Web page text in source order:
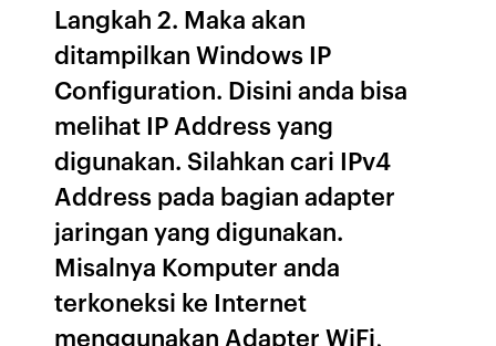
Langkah 2. Maka akan
ditampilkan Windows IP
Configuration. Disini anda bisa
melihat IP Address yang
digunakan. Silahkan cari IPv4
Address pada bagian adapter
jaringan yang digunakan.
Misalnya Komputer anda
terkoneksi ke Internet
menggunakan Adapter WiFi,